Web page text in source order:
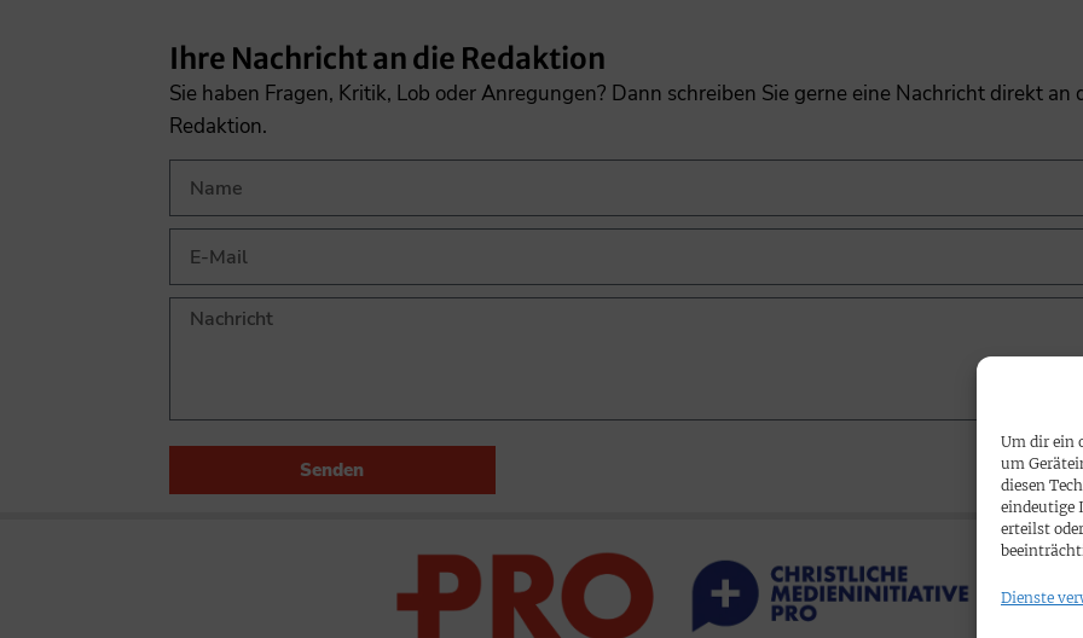
Um dir ein
um
diesen
eindeutige
erteilst
Dienste
Ihre Nachricht an die Redaktion
Sie haben Fragen, Kritik, Lob oder Anregungen? Dann schreiben Sie gerne eine Nachricht direkt an
Redaktion.
Senden